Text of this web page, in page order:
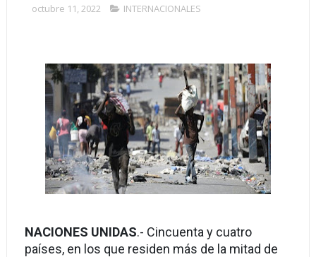
octubre 11, 2022 INTERNACIONALES
NACIONES UNIDAS.- Cincuenta y cuatro
países, en los que residen más de la mitad de